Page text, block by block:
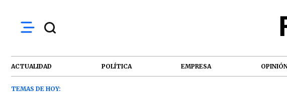
ACTUALIDAD POLÍTICA EMPRESA
TEMAS DE HOY: